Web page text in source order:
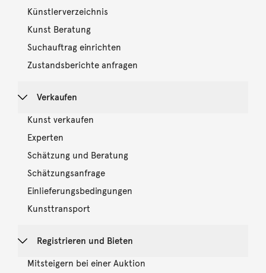
Künstlerverzeichnis
Kunst Beratung
Suchauftrag einrichten
Zustandsberichte anfragen
Verkaufen
Kunst verkaufen
Experten
Schätzung und Beratung
Schätzungsanfrage
Einlieferungsbedingungen
Kunsttransport
Registrieren und Bieten
Mitsteigern bei einer Auktion